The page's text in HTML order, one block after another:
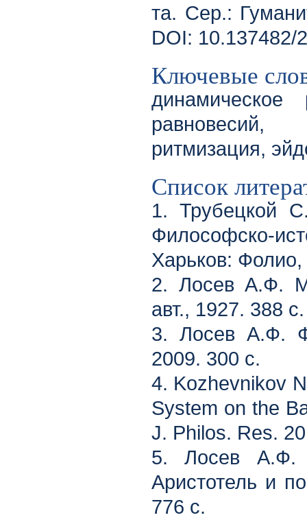
та. Сер.:
DOI: 10.137482/
Ключевые
динамическое
равновесий,
ритмизация,
Список
1. Трубецкой
Философско-
Харьков:
2. Лосев А.Ф.
авт., 1927. 388 с.
3. Лосев А.Ф.
2009. 300 с.
4. Kozhevnikov
System on the
J. Philos. Res.
5. Лосев А.Ф.
Аристотель и
776 с.